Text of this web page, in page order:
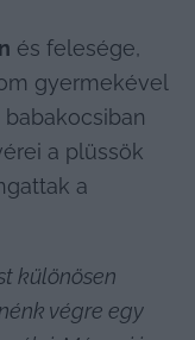
gyermekével
a plüssök
a
különösen
végre egy